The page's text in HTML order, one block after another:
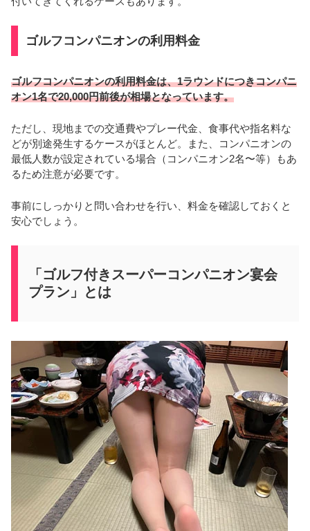
ゴルフコンパニオンの利用料金
ゴルフコンパニオンの利用料金は、1ラウンドにつきコンパニ
オン1名で20,000円前後が相場となっています。
ただし、現地までの交通費やプレー代金、食事代や指名料な
どが別途発生するケースがほとんど。また、コンパニオンの
最低人数が設定されている場合（コンパニオン2名〜等）もあ
るため注意が必要です。
事前にしっかりと問い合わせを行い、料金を確認しておくと
安心でしょう。
「ゴルフ付きスーパーコンパニオン宴会
プラン」とは